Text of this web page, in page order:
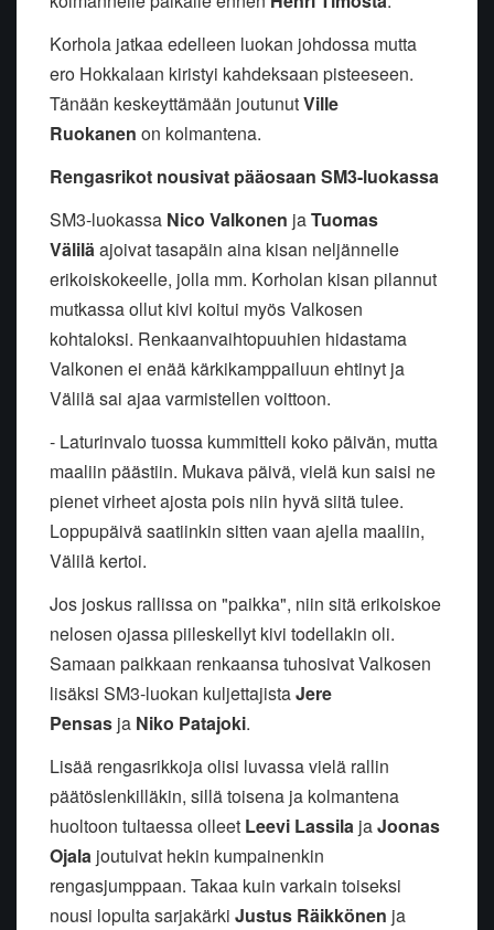
Korhola jatkaa edelleen luokan johdossa mutta
ero Hokkalaan kiristyi kahdeksaan pisteeseen.
Tänään keskeyttämään joutunutVille
Ruokanen on kolmantena.
Rengasrikot nousivat pääosaan SM3-luokassa
SM3-luokassa Nico Valkonen jaTuomas
Väliläajoivat tasapäin aina kisan neljännelle
erikoiskokeelle, jolla mm. Korholan kisan pilannut
mutkassa ollut kivi koitui myös Valkosen
kohtaloksi. Renkaanvaihtopuuhien hidastama
Valkonen ei enää kärkikamppailuun ehtinyt ja
Välilä sai ajaa varmistellen voittoon.
- Laturinvalo tuossa kummitteli koko päivän, mutta
maaliin päästiin. Mukava päivä, vielä kun saisi ne
pienet virheet ajosta pois niin hyvä siitä tulee.
Loppupäivä saatiinkin sitten vaan ajella maaliin,
Välilä kertoi.
Jos joskus rallissa on "paikka", niin sitä erikoiskoe
nelosen ojassa piileskellyt kivi todellakin oli.
Samaan paikkaan renkaansa tuhosivat Valkosen
lisäksi SM3-luokan kuljettajistaJere
Pensas ja Niko Patajoki.
Lisää rengasrikkoja olisi luvassa vielä rallin
päätöslenkilläkin, sillä toisena ja kolmantena
huoltoon tultaessa olleet Leevi Lassila jaJoonas
Ojala joutuivat hekin kumpainenkin
rengasjumppaan. Takaa kuin varkain toiseksi
nousi lopulta sarjakärki Justus Räikkönen ja